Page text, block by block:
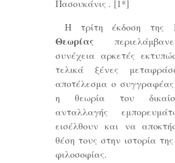
Πασουκάνις . [1*]
Η τρίτη έκδοση της
Θεωρίας
συνέχεια αρκετές
τελικά ξένες
αποτέλεσμα ο συγγραφέας
η θεωρία του
ανταλλαγής
εισέλθουν και να
θέση τους στην ιστορία της
φιλοσοφίας.